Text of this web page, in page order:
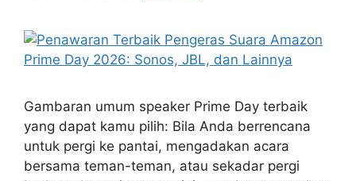
Gambaran umum speaker Prime Day terbaik
yang dapat kamu pilih: Bila Anda berrencana
untuk pergi ke pantai, mengadakan acara
bersama teman-teman, atau sekadar pergi